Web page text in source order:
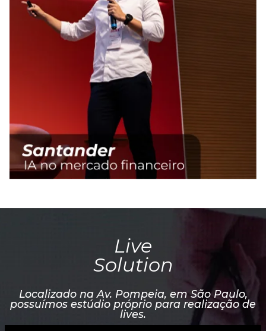
Live
Solution
Localizado na Av. Pompeia, em São Paulo,
possuímos estúdio próprio para realização de
lives.